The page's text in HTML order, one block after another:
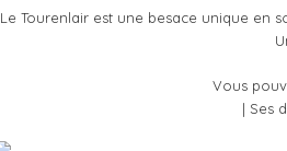
Le Tourenlair est une besace unique en
Vous
| Ses